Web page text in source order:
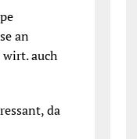
an
auch
da